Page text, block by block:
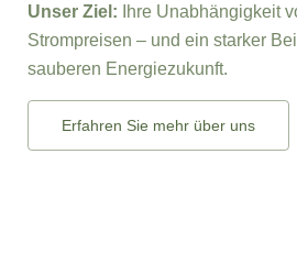
Unser Ziel: Ihre Unabhängigkeit
Strompreisen – und ein starker
sauberen Energiezukunft.
Erfahren Sie mehr über uns